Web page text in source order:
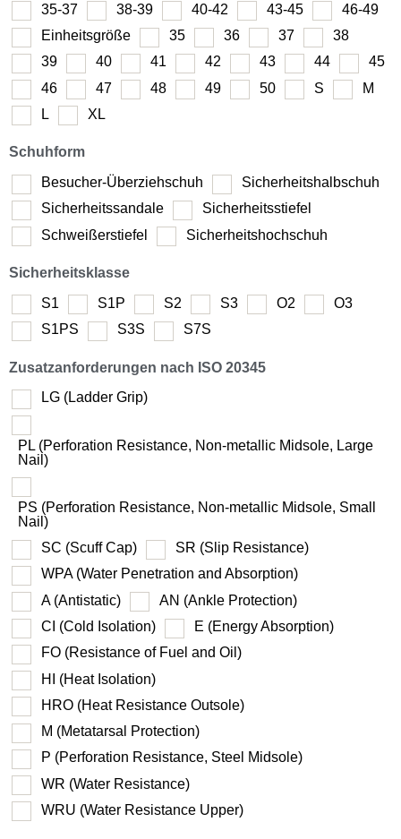
35-37
38-39 40-42 43-45
46-49
Einheitsgröße
35 36 37
38
39
40 41 42 43 44
45
46
47 48 49 50 S
M
L
XL
Schuhform
Besucher-Überziehschuh
Sicherheitshalbschuh
Sicherheitssandale
Sicherheitsstiefel
Schweißerstiefel
Sicherheitshochschuh
Sicherheitsklasse
S1
S1P S2 S3 O2
O3
S1PS
S3S S7S
Zusatzanforderungen nach ISO 20345
LG (Ladder Grip)
PL (Perforation Resistance, Non-metallic Midsole, Large
Nail)
PS (Perforation Resistance, Non-metallic Midsole, Small
Nail)
SC (Scuff Cap)
SR (Slip Resistance)
WPA (Water Penetration and Absorption)
A (Antistatic)
AN (Ankle Protection)
CI (Cold Isolation)
E (Energy Absorption)
FO (Resistance of Fuel and Oil)
HI (Heat Isolation)
HRO (Heat Resistance Outsole)
M (Metatarsal Protection)
P (Perforation Resistance, Steel Midsole)
WR (Water Resistance)
WRU (Water Resistance Upper)